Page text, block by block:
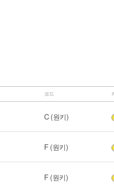
코드
C (원키)
F (원키)
F (원키)